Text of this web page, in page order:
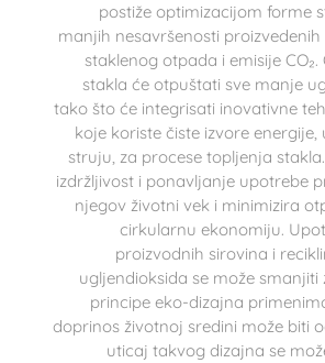
postiže optimizacijom forme
manjih nesavršenosti
staklenog otpada i emisije
stakla će otpuštati sve manje
tako što će integrisati inovativne
koje koriste čiste izvore
struju, za procese topljenja
izdržljivost i ponavljanje upotrebe
njegov životni vek i minimizira
cirkularnu ekonomiju.
proizvodnih sirovina i
ugljendioksida se može smanjiti
principe eko-dizajna
doprinos životnoj sredini može biti
uticaj takvog dizajna se